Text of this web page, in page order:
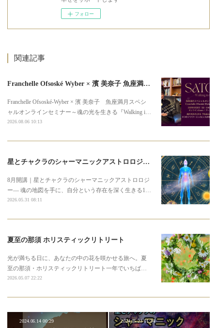
フォロー
関連記事
Franchelle Ofsoské Wyber × 濱 美奈子 魚座満月スペシャルオンラインセミナー
Franchelle Ofsoské-Wyber × 濱 美奈子 魚座満月スペシ
ャルオンラインセミナー～魂の光を生きる『Walking i…
2026.08.06 10:13
星とチャクラのシャーマニックアストロロジー3期募集のお知らせ
8月開講｜星とチャクラのシャーマニックアストロロジ
ー― 魂の地図を手に、自分という存在を深く生きる1…
2026.05.31 08:11
夏至の那須 ホリスティックリトリート
光が満ちる日に、あなたの中の花を咲かせる旅へ。夏
至の那須・ホリスティックリトリート一年でいちば…
2026.05.07 22:22
2024.06.14 00:29 2024.05.23 01:34